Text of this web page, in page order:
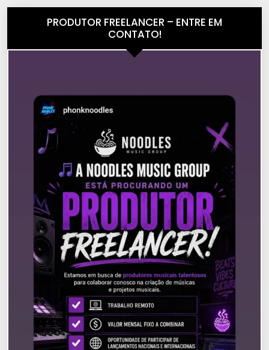
PRODUTOR FREELANCER – ENTRE EM
CONTATO!